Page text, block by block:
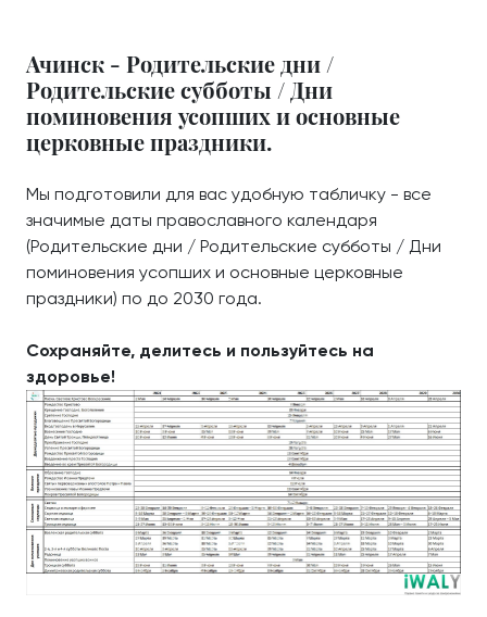
Ачинск - Родительские дни /
Родительские субботы / Дни
поминовения усопших и основные
церковные праздники.
Мы подготовили для вас удобную табличку - все
значимые даты православного календаря
(Родительские дни / Родительские субботы / Дни
поминовения усопших и основные церковные
праздники) по до 2030 года.
Сохраняйте, делитесь и пользуйтесь на
здоровье!